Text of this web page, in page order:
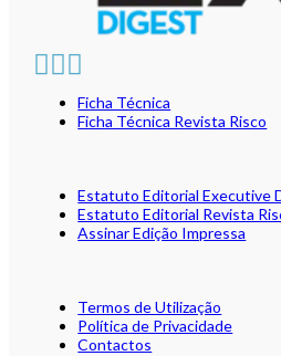
Ficha Técnica
Ficha Técnica Revista Risco
Estatuto Editorial Executive
Estatuto Editorial Revista
Assinar Edição Impressa
Termos de Utilização
Política de Privacidade
Contactos